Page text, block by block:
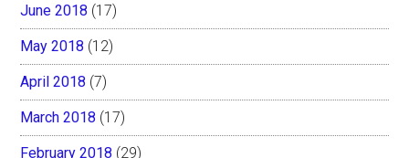
June 2018 (17)
May 2018 (12)
April 2018 (7)
March 2018 (17)
February 2018 (29)